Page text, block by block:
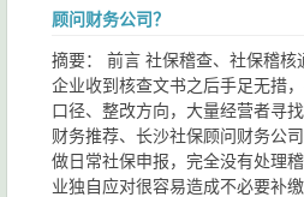
顾问财务公司？
摘要： 前言 社保稽查、社保稽核
企业收到核查文书之后手足无措
口径、整改方向，大量经营者寻
财务推荐、长沙社保顾问财务公
做日常社保申报，完全没有处理
业独自应对很容易造成不必要补